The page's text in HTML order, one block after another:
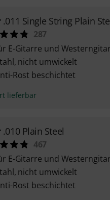
.011 Single String Plain
287
E-Gitarre und
nicht umwickelt
Rost beschichtet
lieferbar
.010 Plain Steel
467
E-Gitarre und
nicht umwickelt
Rost beschichtet